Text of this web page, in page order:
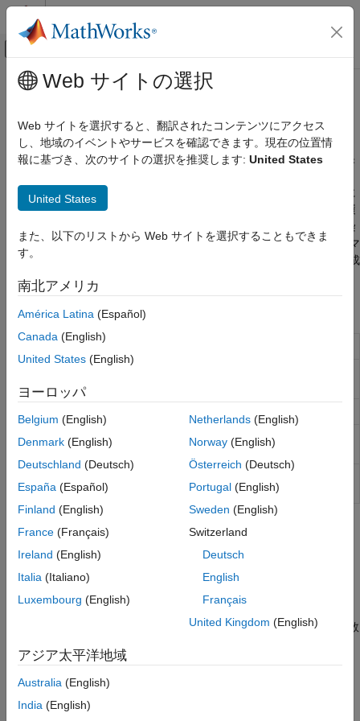
コンテンツへスキップ
オフキャンバス ナビゲーション メ
ドキュメンテーションのホーム
Statistics and Machine Learning Toolbox
クラスター分析と異常検出
カテゴリ
階層クラスタリング
k-means および kMedoid クラスタリング
DBSCAN (Density-Based Spatial Clustering
of Applications with Noise)
スペクトル クラスタリング
混合ガウス モデル
最近傍
隠れマルコフ モデル
異常検出
Python モデルの共同実行
メインコンテンツ
隠れマルコフ モデル
データ生成用のマルコフ モデル
"マルコフ モデル" は、確率過程 (ある確率に従って無作為な結果
無記憶性によって区別されます。マルコフ過程での現在の状態に
続く次の状態は、現在の状態にのみ依存し、その状態に至った履
歴には依存しません。マルコフ過程のモデルは、毎日の株価や染
色体における遺伝子の位置など、広範囲に利用されます。"隠れマ
ルコフ モデル (HMM)" では、与えられた一連の観測データを生成
した状態シーケンスを復元しようとします。
関数
hmmdecode
hmmtrain
出力からの隠れマルコフ モデルのパラメータ
トピック
隠れマルコフ モデル (HMM)
データからマルコフ モデルを推定します。
マルコフ連鎖
マルコフ連鎖は、離散的な状態の集合をもつマルコフ モデルの数
Web サイトの選択
Web サイトを選択すると、翻訳されたコンテンツにアクセス
し、地域のイベントやサービスを確認できます。現在の位置情
報に基づき、次のサイトの選択を推奨します: United States
United States
また、以下のリストから Web サイトを選択することもできま
す。
南北アメリカ
América Latina (Español)
Canada (English)
United States (English)
ヨーロッパ
Belgium (English)
Denmark (English)
Deutschland (Deutsch)
España (Español)
Finland (English)
France (Français)
Ireland (English)
Italia (Italiano)
Luxembourg (English)
Netherlands(English)
Norway(English)
Österreich (Deutsch)
Portugal(English)
Sweden (English)
Switzerland
Deutsch
English
Français
United Kingdom (English)
アジア太平洋地域
Australia (English)
India (English)